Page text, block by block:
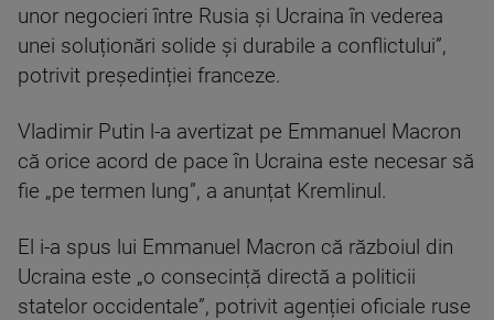
unor negocieri între Rusia și Ucraina în vederea
unei soluționări solide și durabile a conflictului”,
potrivit președinției franceze.
Vladimir Putin l-a avertizat pe Emmanuel Macron
că orice acord de pace în Ucraina este necesar să
fie „pe termen lung”, a anunțat Kremlinul.
El i-a spus lui Emmanuel Macron că războiul din
Ucraina este „o consecință directă a politicii
statelor occidentale”, potrivit agenției oficiale ruse